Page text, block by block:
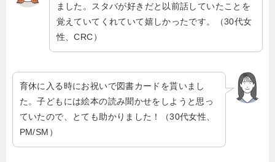
ました。スタバが好きだと以前話していたことを
覚えていてくれていて嬉しかったです。（30代女
性、CRC）
育休に入る時にお祝いで図書カードを貰いまし
た。子どもには絵本の読み聞かせをしようと思っ
ていたので、とても助かりました！（30代女性、
PM/SM）